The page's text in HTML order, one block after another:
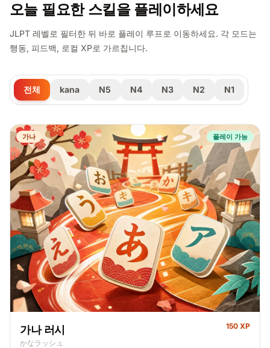
오늘 필요한 스킬을 플레이하세요
JLPT 레벨로 필터한 뒤 바로 플레이 루프로 이동하세요. 각 모드는
행동, 피드백, 로컬 XP로 가르칩니다.
전체 kana N5 N4 N3 N2 N1
가나 플레이 가능
가나 러시
かなラッシュ
150 XP